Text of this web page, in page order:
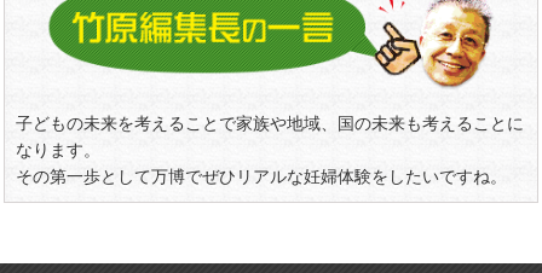
子どもの未来を考えることで家族や地域、国の未来も考えることに
なります。
その第一歩として万博でぜひリアルな妊婦体験をしたいですね。